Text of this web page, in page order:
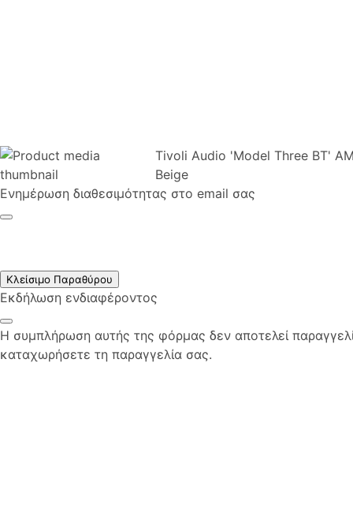
Tivoli Audio 'Model Three BT'
Beige
Ενημέρωση διαθεσιμότητας στο email σας
Κλείσιμο Παραθύρου
Εκδήλωση ενδιαφέροντος
Η συμπλήρωση αυτής της φόρμας δεν αποτελεί
καταχωρήσετε τη παραγγελία σας.